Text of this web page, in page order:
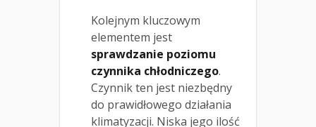
Kolejnym kluczowym
elementem jest
sprawdzanie poziomu
czynnika chłodniczego.
Czynnik ten jest niezbędny
do prawidłowego działania
klimatyzacji. Niska jego ilość